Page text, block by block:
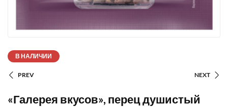
В НАЛИЧИИ
PREV NEXT
«Галерея вкусов», перец душистый